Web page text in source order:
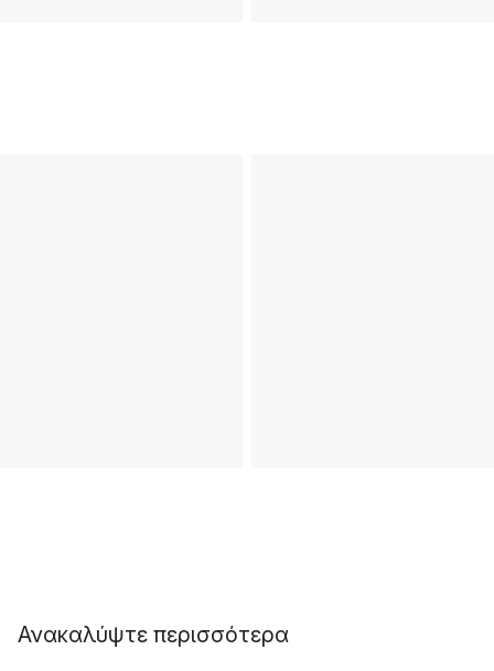
Ανακαλύψτε περισσότερα